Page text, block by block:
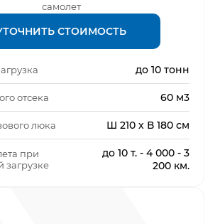
самолет
СТОИМОСТЬ
до 10 тонн
отсека 60 м3
люка Ш 210 х В 180 см
при
загрузке
до 10 т. - 4 000 - 3
200 км.